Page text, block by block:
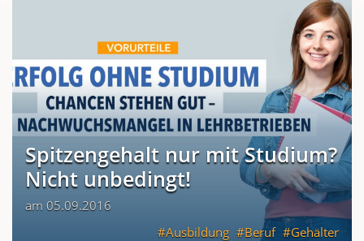
Spitzengehalt nur mit Studium?
Nicht unbedingt!
am 05.09.2016
Ausbildung
Beruf Gehälter